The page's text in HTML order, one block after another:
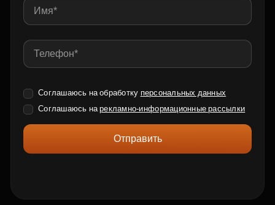
Соглашаюсь на обработку персональных данных
Соглашаюсь нарекламно-информационные рассылки
Отправить